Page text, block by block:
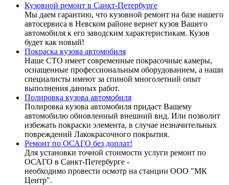
Кузовной ремонт в Санкт‑Петербурге
Мы даем гарантию, что кузовной ремонт на базе нашего
автосервиса в Невском районе вернет кузов Вашего
автомобиля к его заводским характеристикам. Кузов
будет как новый!
Покраска кузова автомобиля
Наше СТО имеет современные покрасочные камеры,
оснащенные профессиональным оборудованием, а наши
специалисты имеют за спиной многолетний опыт
выполнения данных работ.
Полировка кузова автомобиля
Полировка кузова автомобиля придаст Вашему
автомобилю обновленный внешний вид. Или позволит
избежать покраски элемента, в случае незначительных
повреждений Лакокрасочного покрытия.
Ремонт по ОСАГО без доплат!
Для установки точной стоимости услуги ремонт по
ОСАГО в Санкт-Петербурге -
необходимо провести осмотр на станции ООО "МК
Центр".